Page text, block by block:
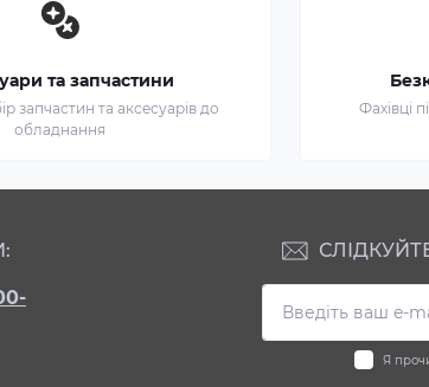
та запчастини
запчастин та аксесуарів до
обладнання
Фахівці
Я